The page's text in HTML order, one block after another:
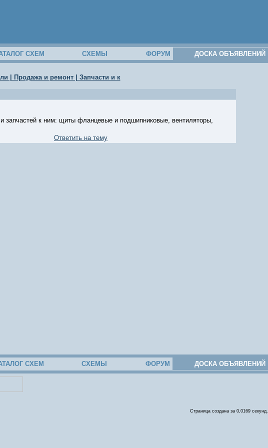
СХЕМ СХЕМЫ ФОРУМ ДОСКА ОБЪЯВЛЕНИЙ
| Продажа и ремонт | Запчасти и к
запчастей к ним: щиты фланцевые и подшипниковые, вентиляторы,
Ответить на тему
СХЕМ СХЕМЫ ФОРУМ ДОСКА ОБЪЯВЛЕНИЙ
Страница создана за 0,0169 секунд.